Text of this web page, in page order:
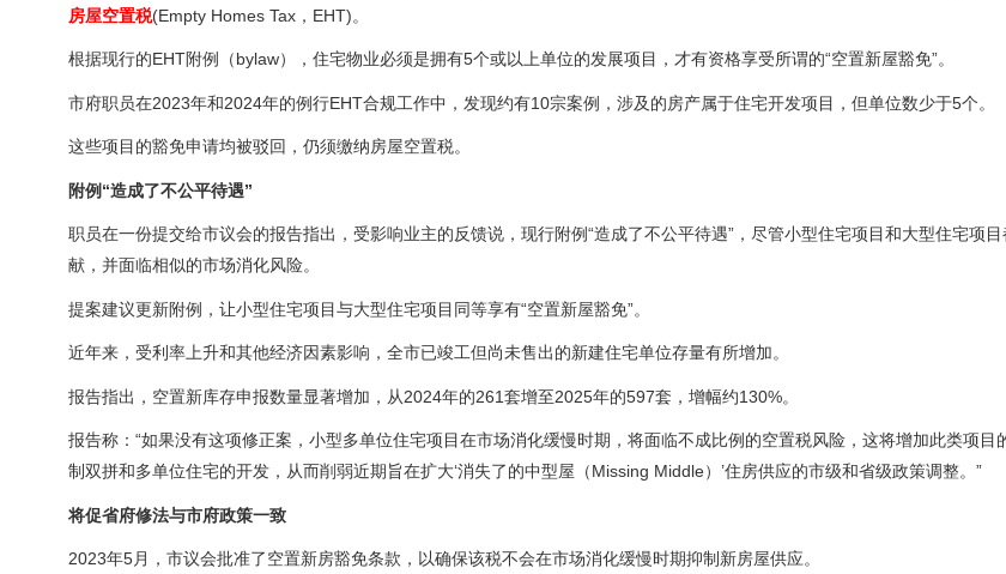
房屋空置税(Empty Homes Tax，EHT)。
根据现行的EHT附例（bylaw），住宅物业必须是拥有5个或以上单位的发展项目，才有资格享受所谓的“空置新屋豁免”。
市府职员在2023年和2024年的例行EHT合规工作中，发现约有10宗案例，涉及的房产属于住宅开发项目，但单位数少于5个。
这些项目的豁免申请均被驳回，仍须缴纳房屋空置税。
附例“造成了不公平待遇”
职员在一份提交给市议会的报告指出，受影响业主的反馈说，现行附例“造成了不公平待遇”，尽管小型住宅项目和大型住宅项
献，并面临相似的市场消化风险。
提案建议更新附例，让小型住宅项目与大型住宅项目同等享有“空置新屋豁免”。
近年来，受利率上升和其他经济因素影响，全市已竣工但尚未售出的新建住宅单位存量有所增加。
报告指出，空置新库存申报数量显著增加，从2024年的261套增至2025年的597套，增幅约130%。
报告称：“如果没有这项修正案，小型多单位住宅项目在市场消化缓慢时期，将面临不成比例的空置税风险，这将增加此类项目
制双拼和多单位住宅的开发，从而削弱近期旨在扩大‘消失了的中型屋（Missing Middle）’住房供应的市级和省级政策调整。”
将促省府修法与市府政策一致
2023年5月，市议会批准了空置新房豁免条款，以确保该税不会在市场消化缓慢时期抑制新房屋供应。